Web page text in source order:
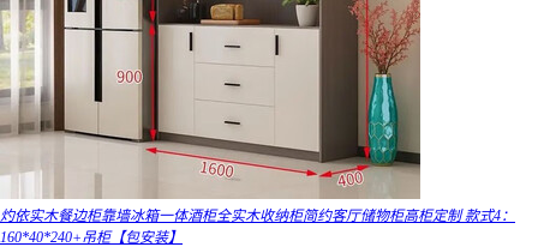
灼依实木餐边柜靠墙冰箱一体酒柜全实木收纳柜简约客厅储物柜高柜定制 款式4：
160*40*240+吊柜【包安装】